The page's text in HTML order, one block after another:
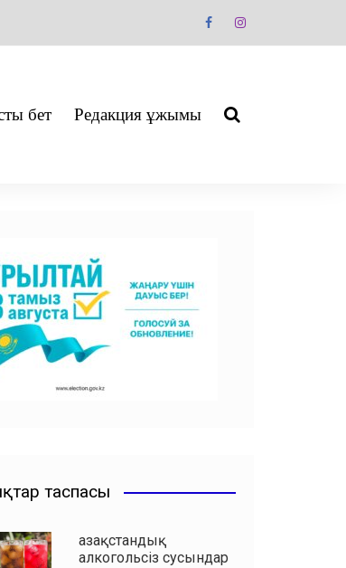
бет Редакция ұжымы
таспасы
Қазақстандық
алкогольсіз сусындар